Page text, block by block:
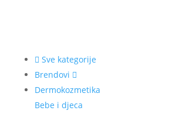
Sve kategorije
Brendovi
Dermokozmetika
Bebe i djeca